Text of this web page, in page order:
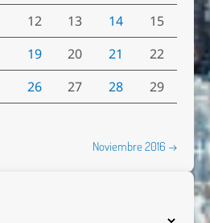
12 13 14
15
19 20 21
22
26 27 28
29
Noviembre 2016 →